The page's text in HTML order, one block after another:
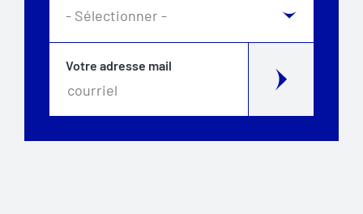
Votre adresse mail